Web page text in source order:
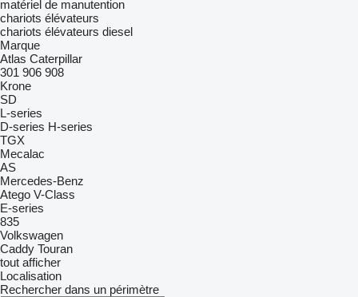
matériel de manutention
chariots élévateurs
chariots élévateurs diesel
Marque
Atlas Caterpillar
301 906 908
Krone
SD
L-series
D-series H-series
TGX
Mecalac
AS
Mercedes-Benz
Atego V-Class
E-series
835
Volkswagen
Caddy Touran
tout afficher
Localisation
Rechercher dans un périmètre